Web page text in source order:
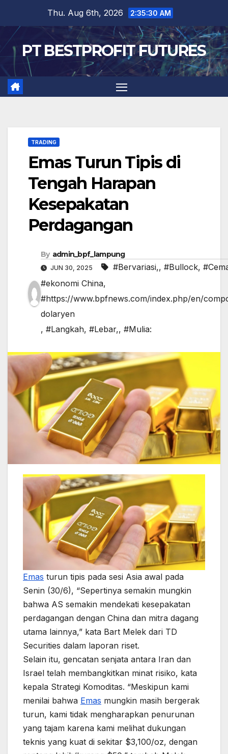
content
Thu. Aug 6th, 2026 2:35:31 AM
PT BESTPROFIT FUTURES
TRADING
Emas Turun Tipis di
Tengah Harapan
Kesepakatan
Perdagangan
By admin_bpf_lampung
JUN 30, 2025 #Bervariasi,, #Bullock,
#ekonomi China,
#https://www.bpfnews.com/index.php/en/
dolaryen
, #Langkah, #Lebar,, #Mulia:
Emas turun tipis pada sesi Asia awal pada
Senin (30/6), “Sepertinya semakin mungkin
bahwa AS semakin mendekati kesepakatan
perdagangan dengan China dan mitra dagang
utama lainnya,” kata Bart Melek dari TD
Securities dalam laporan riset.
Selain itu, gencatan senjata antara Iran dan
Israel telah membangkitkan minat risiko, kata
kepala Strategi Komoditas. “Meskipun kami
menilai bahwa Emas mungkin masih bergerak
turun, kami tidak mengharapkan penurunan
yang tajam karena kami melihat dukungan
teknis yang kuat di sekitar $3,100/oz, dengan